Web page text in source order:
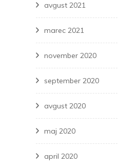
avgust 2021
marec 2021
november 2020
september 2020
avgust 2020
maj 2020
april 2020